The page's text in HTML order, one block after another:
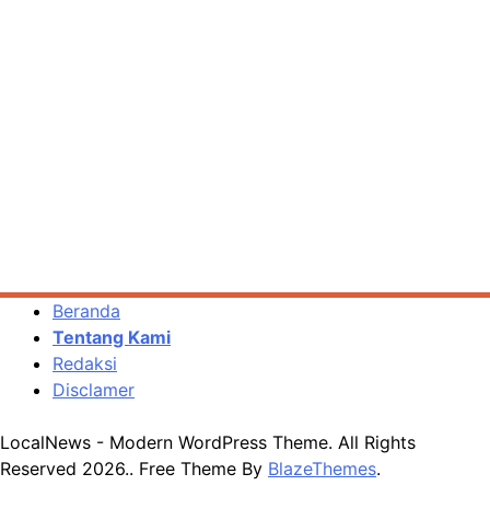
Beranda
Tentang Kami
Redaksi
Disclamer
LocalNews - Modern WordPress Theme. All Rights
Reserved 2026.. Free Theme By BlazeThemes.